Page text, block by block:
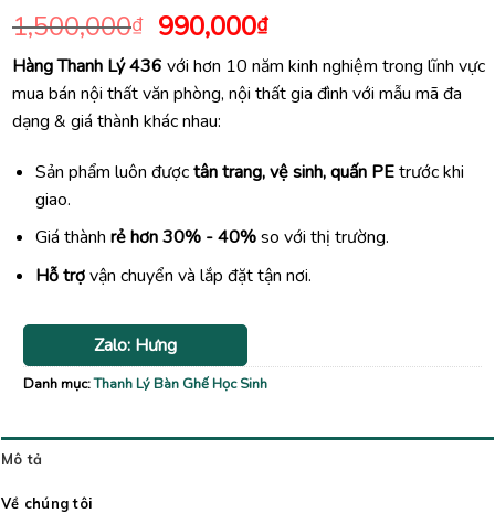
1,500,000₫ Giá
gốc
là:
1,500,000₫.
990,000₫Giá
hiện
tại
là:
Hàng Thanh Lý 436 với hơn 10 năm kinh nghiệm trong lĩnh vực
mua bán nội thất văn phòng, nội thất gia đình với mẫu mã đa
dạng & giá thành khác nhau:
Sản phẩm luôn đượctân trang, vệ sinh, quấn PEtrước khi
giao.
Giá thành rẻ hơn 30% - 40%so với thị trường.
Hỗ trợvận chuyển và lắp đặt tận nơi.
Zalo: Hưng
Danh mục:Thanh Lý Bàn Ghế Học Sinh
Mô tả
Về chúng tôi